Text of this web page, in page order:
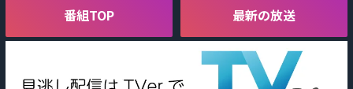
番組TOP 最新の放送